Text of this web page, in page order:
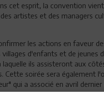
cet esprit, la convention
artistes et des managers
les actions en faveur
d'enfants et de jeunes
ils assisteront aux
soirée sera également
qui a associé en avril dernier
maghrébine est un gage